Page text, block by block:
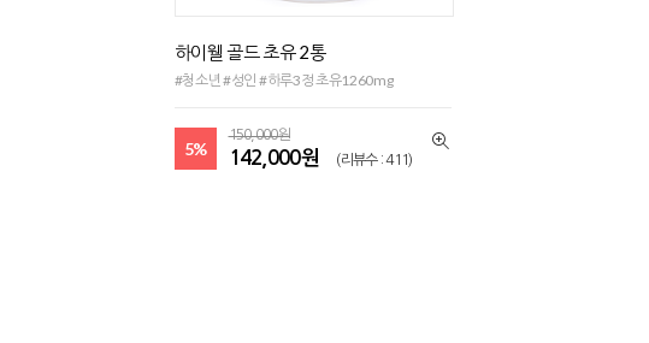
하이웰 골드 초유 2통
#청소년 #성인 #하루3정 초유1260mg
5%
150,000원
142,000원 (리뷰수 : 411)